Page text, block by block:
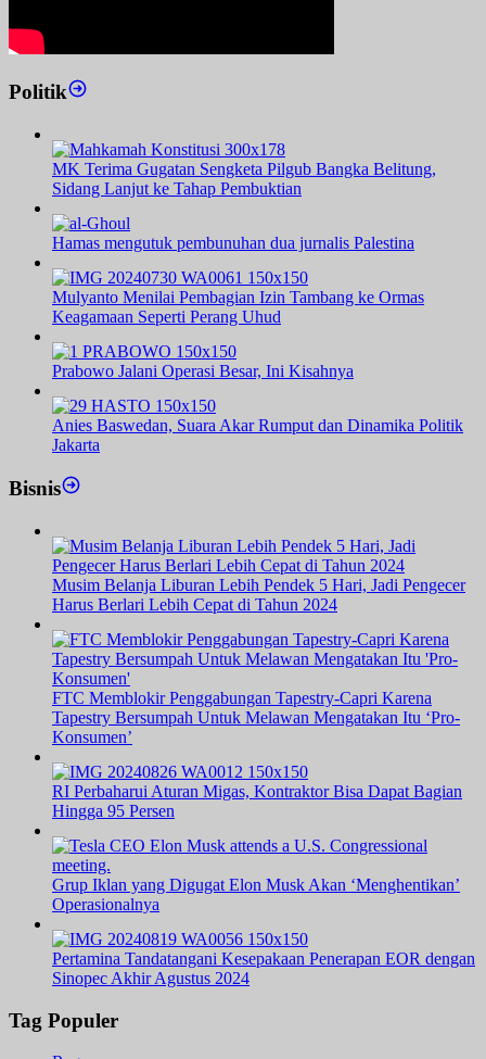
Politik
MK Terima Gugatan Sengketa Pilgub Bangka Belitung,
Sidang Lanjut ke Tahap Pembuktian
Hamas mengutuk pembunuhan dua jurnalis Palestina
Mulyanto Menilai Pembagian Izin Tambang ke Ormas
Keagamaan Seperti Perang Uhud
Prabowo Jalani Operasi Besar, Ini Kisahnya
Anies Baswedan, Suara Akar Rumput dan Dinamika Politik
Jakarta
Bisnis
Musim Belanja Liburan Lebih Pendek 5 Hari, Jadi Pengecer
Harus Berlari Lebih Cepat di Tahun 2024
FTC Memblokir Penggabungan Tapestry-Capri Karena
Tapestry Bersumpah Untuk Melawan Mengatakan Itu ‘Pro-
Konsumen’
RI Perbaharui Aturan Migas, Kontraktor Bisa Dapat Bagian
Hingga 95 Persen
Grup Iklan yang Digugat Elon Musk Akan ‘Menghentikan’
Operasionalnya
Pertamina Tandatangani Kesepakaan Penerapan EOR dengan
Sinopec Akhir Agustus 2024
Tag Populer